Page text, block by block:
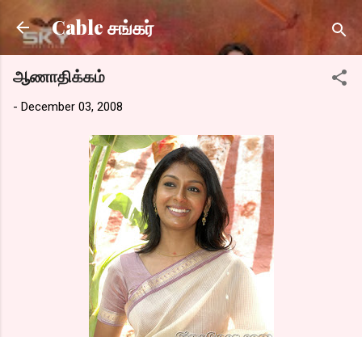
Skip to main content
Cable சங்கர்
ஆணாதிக்கம்
- December 03, 2008